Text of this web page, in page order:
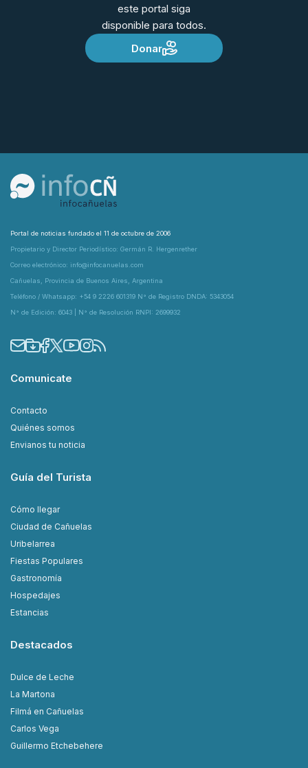
este portal siga
disponible para todos.
Donar
Portal de noticias fundado el 11 de octubre de 2006
Propietario y Director Periodístico: Germán R. Hergenrether
Correo electrónico: info@infocanuelas.com
Cañuelas, Provincia de Buenos Aires, Argentina
Teléfono / Whatsapp: +54 9 2226 601319 N° de Registro DNDA: 5343054
N° de Edición: 6043 | N° de Resolución RNPI: 2699932
Comunicate
Contacto
Quiénes somos
Envianos tu noticia
Guía del Turista
Cómo llegar
Ciudad de Cañuelas
Uribelarrea
Fiestas Populares
Gastronomía
Hospedajes
Estancias
Destacados
Dulce de Leche
La Martona
Filmá en Cañuelas
Carlos Vega
Guillermo Etchebehere